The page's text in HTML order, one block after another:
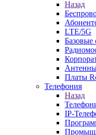
Назад
LTE/5G
Базовые
Платы
Телефония
Назад
IP-